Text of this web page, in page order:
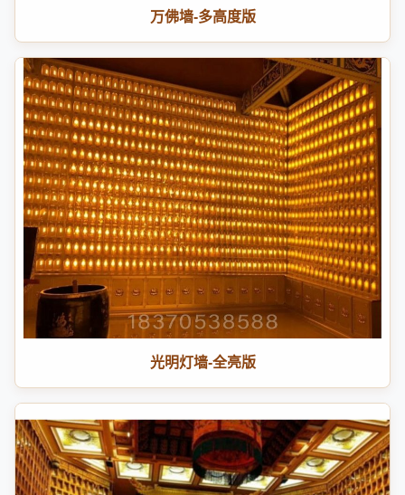
万佛墙-多高度版
光明灯墙-全亮版